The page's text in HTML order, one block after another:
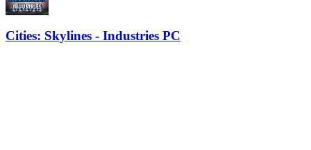
Cities: Skylines - Industries PC